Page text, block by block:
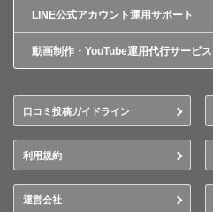
LINE公式アカウント運用サポート
動画制作・YouTube運用代行サービ
口コミ投稿ガイドライン
利用規約
運営会社